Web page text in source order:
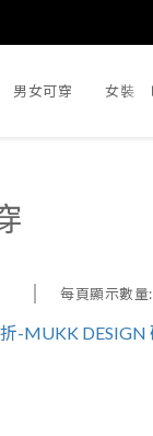
男女可穿 女裝
每頁顯示數量: